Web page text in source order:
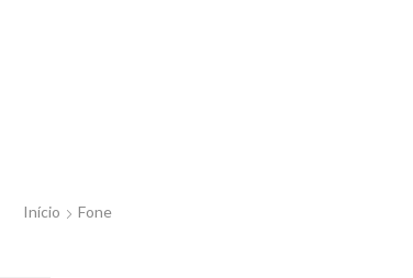
Início Fone